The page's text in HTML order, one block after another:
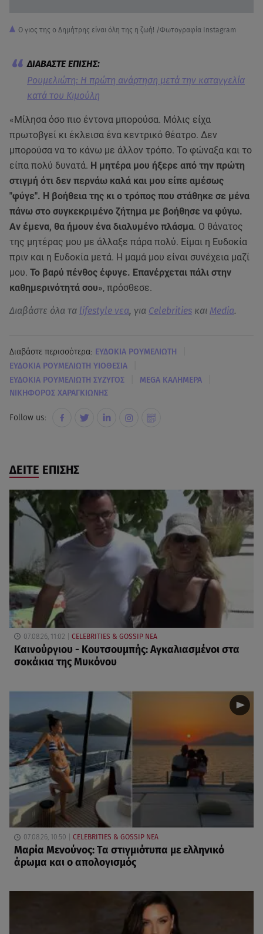
Ο γιος της ο Δημήτρης είναι όλη της η ζωή! /Φωτογραφία Instagram
Ρουμελιώτη: Η πρώτη ανάρτηση μετά την καταγγελία
κατά του Κιμούλη
«Μίλησα όσο πιο έντονα μπορούσα. Μόλις είχα
πρωτοβγεί κι έκλεισα ένα κεντρικό θέατρο. Δεν
μπορούσα να το κάνω με άλλον τρόπο. Το φώναξα και το
είπα πολύ δυνατά. Η μητέρα μου ήξερε από την πρώτη
στιγμή ότι δεν περνάω καλά και μου είπε αμέσως
"φύγε". Η βοήθεια της κι ο τρόπος που στάθηκε σε μένα
πάνω στο συγκεκριμένο ζήτημα με βοήθησε να φύγω.
Αν έμενα, θα ήμουν ένα διαλυμένο πλάσμα. Ο θάνατος
της μητέρας μου με άλλαξε πάρα πολύ. Είμαι η Ευδοκία
πριν και η Ευδοκία μετά. Η μαμά μου είναι συνέχεια μαζί
μου. Το βαρύ πένθος έφυγε. Επανέρχεται πάλι στην
καθημερινότητά σου», πρόσθεσε.
Διαβάστε όλα τα lifestyle νεα, για Celebrities και Media.
Διαβάστε περισσότερα: EΥΔΟΚΙΑ ΡΟΥΜΕΛΙΩΤΗ
ΕΥΔΟΚΙΑ ΡΟΥΜΕΛΙΩΤΗ ΥΙΟΘΕΣΙΑ
ΕΥΔΟΚΙΑ ΡΟΥΜΕΛΙΩΤΗ ΣΥΖΥΓΟΣ MEGA ΚΑΛΗΜΕΡΑ
ΝΙΚΗΦΟΡΟΣ ΧΑΡΑΓΚΙΩΝΗΣ
Follow us:
ΔΕΙΤΕ ΕΠΙΣΗΣ
07.08.26, 11:02 CELEBRITIES & GOSSIP ΝΕΑ
Καινούργιου - Κουτσουμπής: Αγκαλιασμένοι στα
σοκάκια της Μυκόνου
07.08.26, 10:50 CELEBRITIES & GOSSIP ΝΕΑ
Μαρία Μενούνος: Τα στιγμιότυπα με ελληνικό
άρωμα και ο απολογισμός